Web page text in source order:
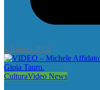
4 Agosto 2026
CulturaVideo News